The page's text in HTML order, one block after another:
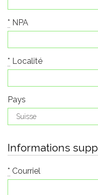
* NPA
* Localité
Pays
Informations
* Courriel